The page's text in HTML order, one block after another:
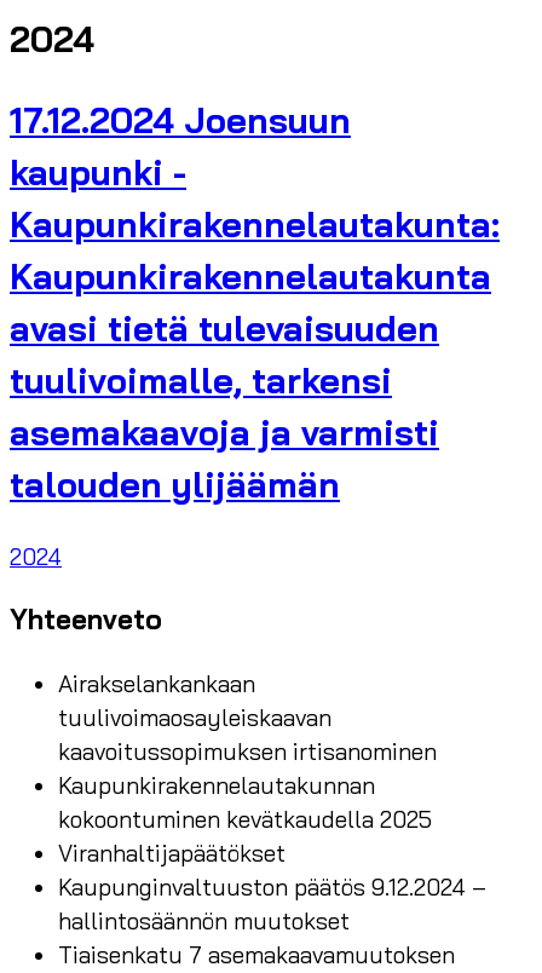
2024
17.12.2024 Joensuun
kaupunki -
Kaupunkirakennelautakunta:
Kaupunkirakennelautakunta
avasi tietä tulevaisuuden
tuulivoimalle, tarkensi
asemakaavoja ja varmisti
talouden ylijäämän
2024
Yhteenveto
Airakselankankaan
tuulivoimaosayleiskaavan
kaavoitussopimuksen irtisanominen
Kaupunkirakennelautakunnan
kokoontuminen kevätkaudella 2025
Viranhaltijapäätökset
Kaupunginvaltuuston päätös 9.12.2024 –
hallintosäännön muutokset
Tiaisenkatu 7 asemakaavamuutoksen